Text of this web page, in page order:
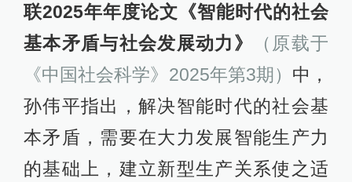
联2025年年度论文《智能时代的社会
基本矛盾与社会发展动力》
（原载于
《中国社会科学》2025年第3期） 中，
孙伟平指出，解决智能时代的社会基
本矛盾，需要在大力发展智能生产力
的基础上，建立新型生产关系使之适